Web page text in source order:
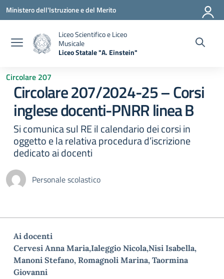
Vai ai contenuti
Vai al menu di navigazione
Vai al footer
Ministero dell'Istruzione e del Merito
Liceo Scientifico e Liceo
Musicale
Liceo Statale "A. Einstein"
Circolare 207
Circolare 207/2024-25 – Corsi
inglese docenti-PNRR linea B
Si comunica sul RE il calendario dei corsi in
oggetto e la relativa procedura d’iscrizione
dedicato ai docenti
Personale scolastico
Ai docenti
Cervesi Anna Maria,Ialeggio Nicola,Nisi Isabella,
Manoni Stefano, Romagnoli Marina, Taormina
Giovanni